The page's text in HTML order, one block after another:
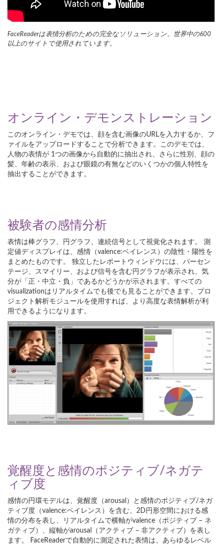
FaceReaderは表情分析のための完全なソリューション。世界中の600
以上のサイトで使用されています。
オンライン・デモンストレーション
このオンライン・デモでは、顔を含む画像のURLを入力するか、フ
ァイルをアップロードすることで分析できます。このデモでは、
人物の表情が 1つの画像から自動的に抽出され、さらに性別、顔の
髪、年齢の表示、および眼鏡の有無などのいくつかの個人特性を
抽出することができます。
被験者の感情分析
表情は棒グラフ、円グラフ、連続信号として視覚化されます。 測
定値ディスプレイは、感情（valence:ベイレンス）の陰性・陽性を
まとめたものです。 独立したレポートウィンドウには、パーセン
テージ、スマイリー、および信号を含む円グラフが表示され、気
分が「正・中立・負」であるかどうかが示されます。すべての
visualizationはリアルタイムでも後でも見ることができます。プロ
ジェクト解析モジュールを使用すれば、より高度な表情解析が利
用できるようになります。
覚醒度と感情のポジティブ/ネガテ
ィブ度
感情の円環モデルは、覚醒度（arousal）と感情のポジティブ/ネガ
ティブ度（valence:ベイレンス）を含む、2D円形空間における感
情の分布を表し、リアルタイムで横軸がvalence（ポジティブ – ネ
ガティブ）、縦軸がarousal（アクティブ – 非アクティブ）を表し
ます。 FaceReaderで自動的に測定された表情は、あらゆるレベル